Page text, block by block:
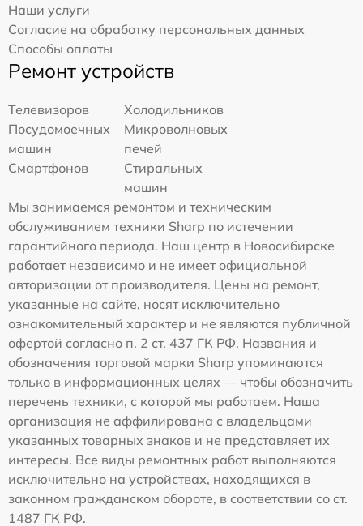
Наши услуги
Согласие на обработку персональных данных
Способы оплаты
Ремонт устройств
Телевизоров
Холодильников
Посудомоечных
машин
Микроволновых
печей
Смартфонов
Стиральных
машин
Мы занимаемся ремонтом и техническим
обслуживанием техники Sharp по истечении
гарантийного периода. Наш центр в Новосибирске
работает независимо и не имеет официальной
авторизации от производителя. Цены на ремонт,
указанные на сайте, носят исключительно
ознакомительный характер и не являются публичной
офертой согласно п. 2 ст. 437 ГК РФ. Названия и
обозначения торговой марки Sharp упоминаются
только в информационных целях — чтобы обозначить
перечень техники, с которой мы работаем. Наша
организация не аффилирована с владельцами
указанных товарных знаков и не представляет их
интересы. Все виды ремонтных работ выполняются
исключительно на устройствах, находящихся в
законном гражданском обороте, в соответствии со ст.
1487 ГК РФ.